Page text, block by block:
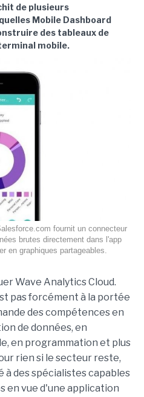
de plusieurs
Mobile Dashboard
des tableaux de
mobile.
fournit un connecteur
brutes directement dans l'app
en graphiques partageables.
Wave Analytics Cloud.
pas forcément à la portée
des compétences en
de données, en
en programmation et plus
rien si le secteur reste,
des spécialistes capables
en vue d'une application